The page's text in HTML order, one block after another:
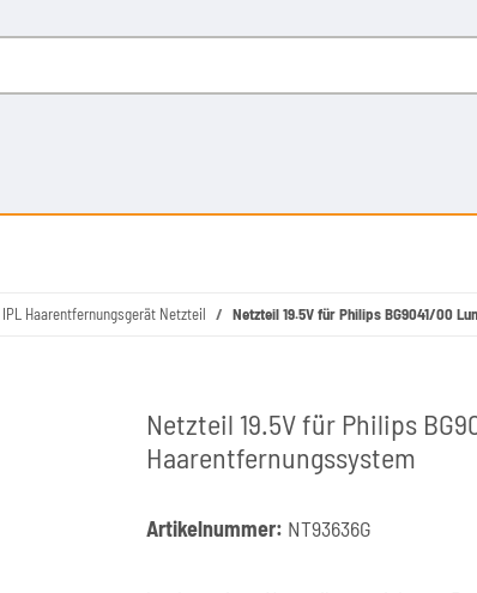
Haarentfernungsgerät Netzteil Netzteil 19.5V für Philips BG9041/00
Netzteil 19.5V für Philips
Haarentfernungssystem
Artikelnummer: NT93636G